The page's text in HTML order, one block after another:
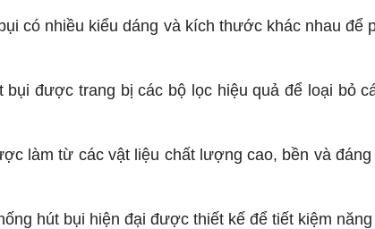
có nhiều kiểu dáng và kích thước khác nhau
bụi được trang bị các bộ lọc hiệu quả để loại bỏ
làm từ các vật liệu chất lượng cao, bền và
hút bụi hiện đại được thiết kế để tiết kiệm